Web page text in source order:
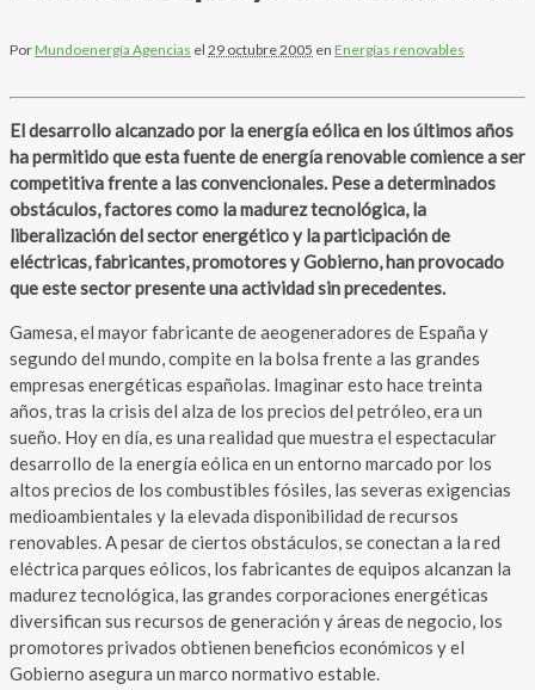
PorMundoenergía Agencias el 29 octubre 2005 en Energías renovables
El desarrollo alcanzado por la energía eólica en los últimos años
ha permitido que esta fuente de energía renovable comience a ser
competitiva frente a las convencionales. Pese a determinados
obstáculos, factores como la madurez tecnológica, la
liberalización del sector energético y la participación de
eléctricas, fabricantes, promotores y Gobierno, han provocado
que este sector presente una actividad sin precedentes.
Gamesa, el mayor fabricante de aeogeneradores de España y
segundo del mundo, compite en la bolsa frente a las grandes
empresas energéticas españolas. Imaginar esto hace treinta
años, tras la crisis del alza de los precios del petróleo, era un
sueño. Hoy en día, es una realidad que muestra el espectacular
desarrollo de la energía eólica en un entorno marcado por los
altos precios de los combustibles fósiles, las severas exigencias
medioambientales y la elevada disponibilidad de recursos
renovables. A pesar de ciertos obstáculos, se conectan a la red
eléctrica parques eólicos, los fabricantes de equipos alcanzan la
madurez tecnológica, las grandes corporaciones energéticas
diversifican sus recursos de generación y áreas de negocio, los
promotores privados obtienen beneficios económicos y el
Gobierno asegura un marco normativo estable.